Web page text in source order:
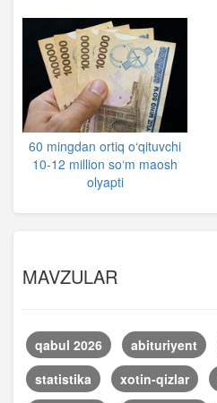
60 mingdan ortiq o‘qituvchi
10-12 million so‘m maosh
olyapti
MAVZULAR
qabul 2026 abituriyent
statistika
xotin-qizlar